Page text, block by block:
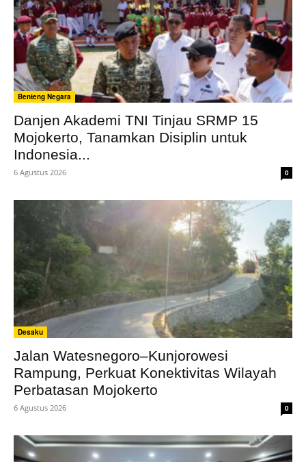
Benteng Negara
Danjen Akademi TNI Tinjau SRMP 15
Mojokerto, Tanamkan Disiplin untuk
Indonesia...
6 Agustus 2026 0
Desaku
Jalan Watesnegoro–Kunjorowesi
Rampung, Perkuat Konektivitas Wilayah
Perbatasan Mojokerto
6 Agustus 2026 0